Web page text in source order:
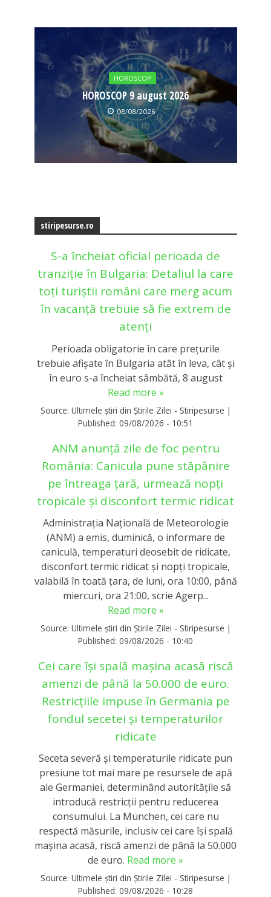
HOROSCOP
HOROSCOP 9 august 2026
08/08/2026
stiripesurse.ro
S-a încheiat oficial perioada de
tranziție în Bulgaria: Detaliul la care
toți turiștii români care merg acum
în vacanță trebuie să fie extrem de
atenți
Perioada obligatorie în care preţurile
trebuie afişate în Bulgaria atât în leva, cât şi
în euro s-a încheiat sâmbătă, 8 august
Read more »
Source: Ultimele știri din Știrile Zilei - Stiripesurse |
Published: 09/08/2026 - 10:51
ANM anunță zile de foc pentru
România: Canicula pune stăpânire
pe întreaga țară, urmează nopți
tropicale și disconfort termic ridicat
Administraţia Naţională de Meteorologie
(ANM) a emis, duminică, o informare de
caniculă, temperaturi deosebit de ridicate,
disconfort termic ridicat şi nopţi tropicale,
valabilă în toată ţara, de luni, ora 10:00, până
miercuri, ora 21:00, scrie Agerp...
Read more »
Source: Ultimele știri din Știrile Zilei - Stiripesurse |
Published: 09/08/2026 - 10:40
Cei care își spală mașina acasă riscă
amenzi de până la 50.000 de euro.
Restricțiile impuse în Germania pe
fondul secetei și temperaturilor
ridicate
Seceta severă și temperaturile ridicate pun
presiune tot mai mare pe resursele de apă
ale Germaniei, determinând autoritățile să
introducă restricții pentru reducerea
consumului. La München, cei care nu
respectă măsurile, inclusiv cei care își spală
mașina acasă, riscă amenzi de până la 50.000
de euro. Read more »
Source: Ultimele știri din Știrile Zilei - Stiripesurse |
Published: 09/08/2026 - 10:28